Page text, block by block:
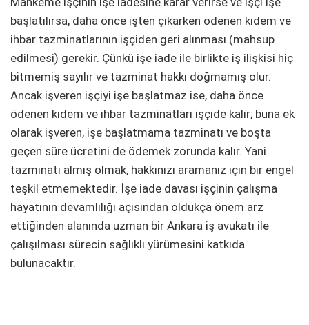
başlatılırsa, daha önce işten çıkarken ödenen kıdem ve
ihbar tazminatlarının işçiden geri alınması (mahsup
edilmesi) gerekir. Çünkü işe iade ile birlikte iş ilişkisi hiç
bitmemiş sayılır ve tazminat hakkı doğmamış olur.
Ancak işveren işçiyi işe başlatmaz ise, daha önce
ödenen kıdem ve ihbar tazminatları işçide kalır; buna ek
olarak işveren, işe başlatmama tazminatı ve boşta
geçen süre ücretini de ödemek zorunda kalır. Yani
tazminatı almış olmak, hakkınızı aramanız için bir engel
teşkil etmemektedir. İşe iade davası işçinin çalışma
hayatının devamlılığı açısından oldukça önem arz
ettiğinden alanında uzman bir Ankara iş avukatı ile
çalışılması sürecin sağlıklı yürümesini katkıda
bulunacaktır.